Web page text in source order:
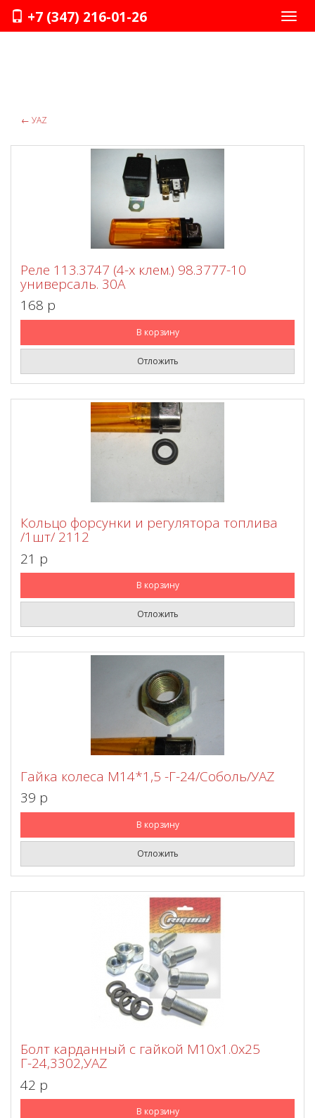
+7 (347) 216-01-26
← УАZ
Реле 113.3747 (4-х клем.) 98.3777-10
универсаль. 30А
168 p
В корзину
Отложить
Кольцо форсунки и регулятора топлива
/1шт/ 2112
21 p
В корзину
Отложить
Гайка колеса М14*1,5 -Г-24/Соболь/УАZ
39 p
В корзину
Отложить
Болт карданный с гайкой М10х1.0х25
Г-24,3302,УАZ
42 p
В корзину